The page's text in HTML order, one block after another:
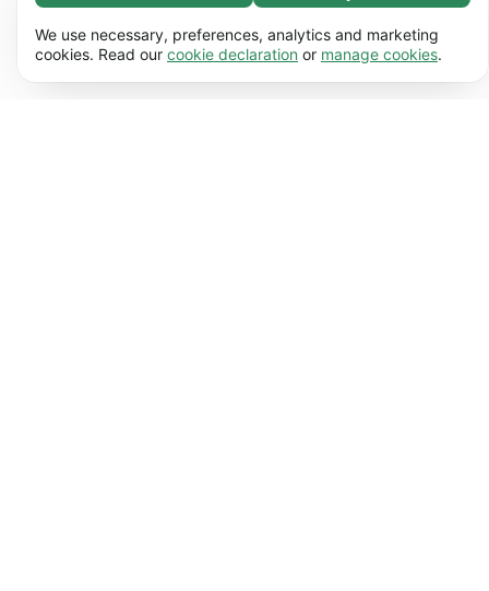
Necessary (65)
Necessary cookies help make our website usable
by enabling basic functions, e.g. page navigation.
Learn more
We use necessary, preferences, analytics and marketing
cookies. Read our cookie declaration or manage cookies.